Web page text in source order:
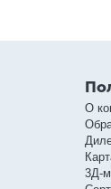
О
3Д-